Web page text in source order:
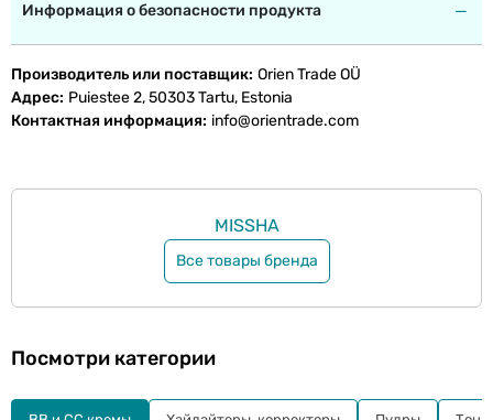
Информация о безопасности продукта
Производитель или поставщик Orien Trade OÜ
Адрес Puiestee 2, 50303 Tartu, Estonia
Контактная информация info@orientrade.com
MISSHA
Все товары бренда
Посмотри категории